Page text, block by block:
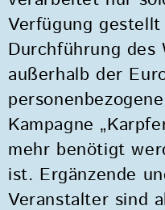
Verfügung
Durchführung
außerhalb der
Kampagne
mehr benötigt
ist. Ergänzende
Veranstalter sind